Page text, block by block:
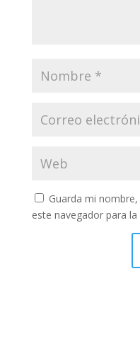
Guarda mi
este navegador para